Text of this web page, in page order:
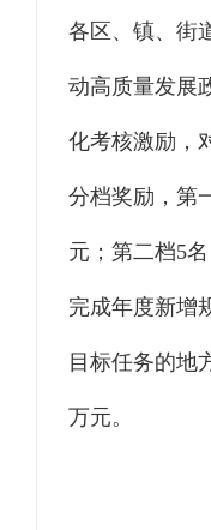
各区、镇、街
动高质量发展
化考核激励，
分档奖励，第
元；第二档5
完成年度新增
目标任务的地
万元。